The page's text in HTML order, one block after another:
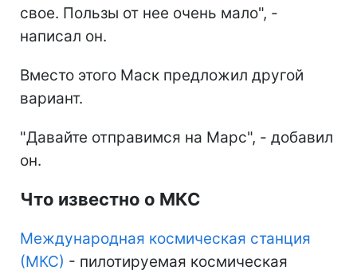
свое. Пользы от нее очень мало", -
написал он.
Вместо этого Маск предложил другой
вариант.
"Давайте отправимся на Марс", - добавил
он.
Что известно о МКС
Международная космическая станция
(МКС) - пилотируемая космическая